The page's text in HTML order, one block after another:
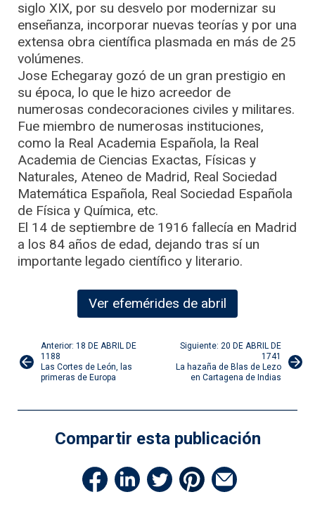
siglo XIX, por su desvelo por modernizar su
enseñanza, incorporar nuevas teorías y por una
extensa obra científica plasmada en más de 25
volúmenes.
Jose Echegaray gozó de un gran prestigio en
su época, lo que le hizo acreedor de
numerosas condecoraciones civiles y militares.
Fue miembro de numerosas instituciones,
como la Real Academia Española, la Real
Academia de Ciencias Exactas, Físicas y
Naturales, Ateneo de Madrid, Real Sociedad
Matemática Española, Real Sociedad Española
de Física y Química, etc.
El 14 de septiembre de 1916 fallecía en Madrid
a los 84 años de edad, dejando tras sí un
importante legado científico y literario.
Ver efemérides de abril
Navegación
de
entradas
Anterior: 18 DE ABRIL DE
1188
Las Cortes de León, las
primeras de Europa
Siguiente: 20 DE ABRIL DE
1741
La hazaña de Blas de Lezo
en Cartagena de Indias
Compartir esta publicación